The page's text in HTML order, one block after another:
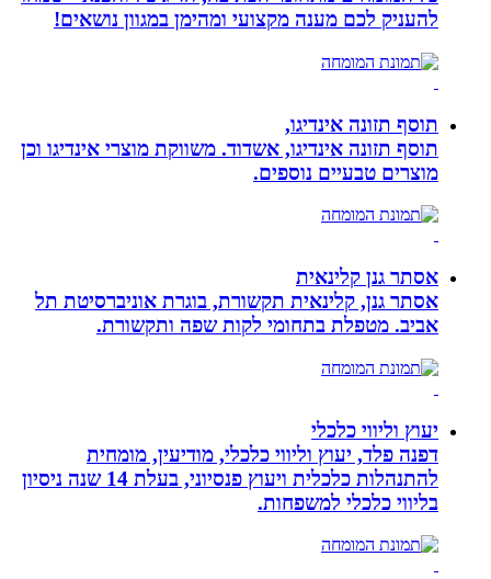
להעניק לכם מענה מקצועי ומהימן במגוון נושאים!
תוסף תזונה אינדיגו,
תוסף תזונה אינדיגו, אשדוד. משווקת מוצרי אינדיגו וכן
מוצרים טבעיים נוספים.
אסתר גנן קלינאית
אסתר גנן, קלינאית תקשורת, בוגרת אוניברסיטת תל
אביב. מטפלת בתחומי לקות שפה ותקשורת.
יעוץ וליווי כלכלי
דפנה פלד, יעוץ וליווי כלכלי, מודיעין, מומחית
להתנהלות כלכלית ויעוץ פנסיוני, בעלת 14 שנה ניסיון
בליווי כלכלי למשפחות.